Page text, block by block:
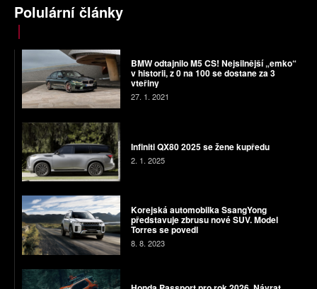
Polulární články
BMW odtajnilo M5 CS! Nejsilnější „emko“
v historii, z 0 na 100 se dostane za 3
vteřiny
27. 1. 2021
Infiniti QX80 2025 se žene kupředu
2. 1. 2025
Korejská automobilka SsangYong
představuje zbrusu nové SUV. Model
Torres se povedl
8. 8. 2023